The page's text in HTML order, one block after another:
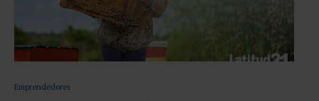
Emprendedores